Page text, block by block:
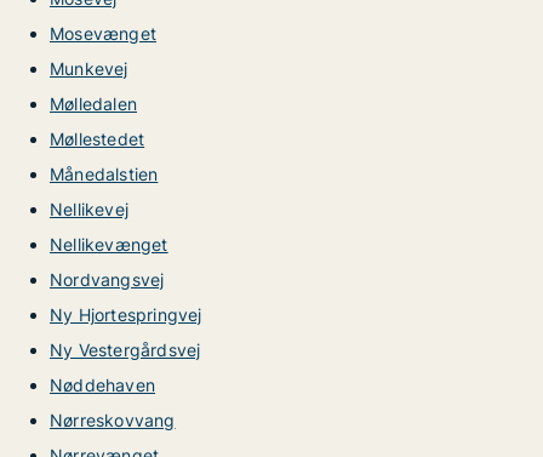
Mosevænget
Munkevej
Mølledalen
Møllestedet
Månedalstien
Nellikevej
Nellikevænget
Nordvangsvej
Ny Hjortespringvej
Ny Vestergårdsvej
Nøddehaven
Nørreskovvang